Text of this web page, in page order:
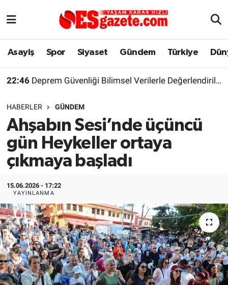
Asayiş Spor Siyaset Gündem Türkiye
22:46 Deprem Güvenliği Bilimsel Verilerle Değerlendirilmeli
HABERLER GÜNDEM
Ahşabın Sesi’nde üçüncü
gün Heykeller ortaya
çıkmaya başladı
15.06.2026 - 17:22
YAYINLANMA
Asayiş
Gündem
Türkiye
Dünya
Sağlık
Alış-Veriş/İş dünyası
Yaşam
Eskişehirspor Arşivi
Eskişehir Arşivi
Röportaj
Ekonomi
Kültür Sanat
Politika
Bilecik
Eskişehir Nöbetçi Eczaneler
Süper Lig Puan Durumu ve Fikstür
Tüm Manşetler
Son Dakika Haberleri
Haber Arşivi